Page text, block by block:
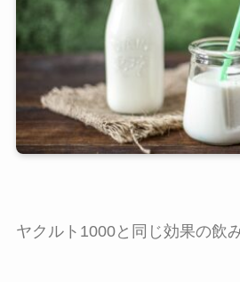
ヤクルト1000と同じ効果の飲